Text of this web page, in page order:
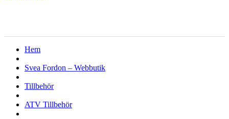
Hem
Svea Fordon – Webbutik
Tillbehör
ATV Tillbehör